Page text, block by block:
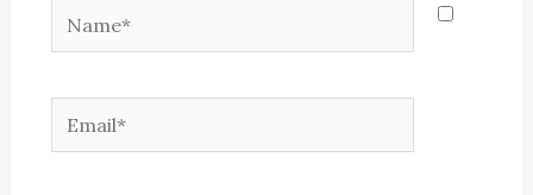
Name*
Email*